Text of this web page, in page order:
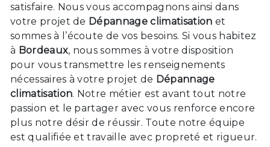
satisfaire. Nous vous accompagnons ainsi dans
votre projet de Dépannage climatisation et
sommes à l’écoute de vos besoins. Si vous habitez
à Bordeaux, nous sommes à votre disposition
pour vous transmettre les renseignements
nécessaires à votre projet de Dépannage
climatisation. Notre métier est avant tout notre
passion et le partager avec vous renforce encore
plus notre désir de réussir. Toute notre équipe
est qualifiée et travaille avec propreté et rigueur.